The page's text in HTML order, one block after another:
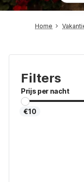
Home
Filters
Prijs per nacht
€10